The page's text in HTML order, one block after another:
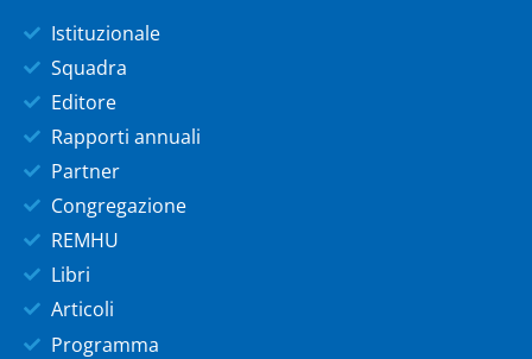
Istituzionale
Squadra
Editore
Rapporti annuali
Partner
Congregazione
REMHU
Libri
Articoli
Programma